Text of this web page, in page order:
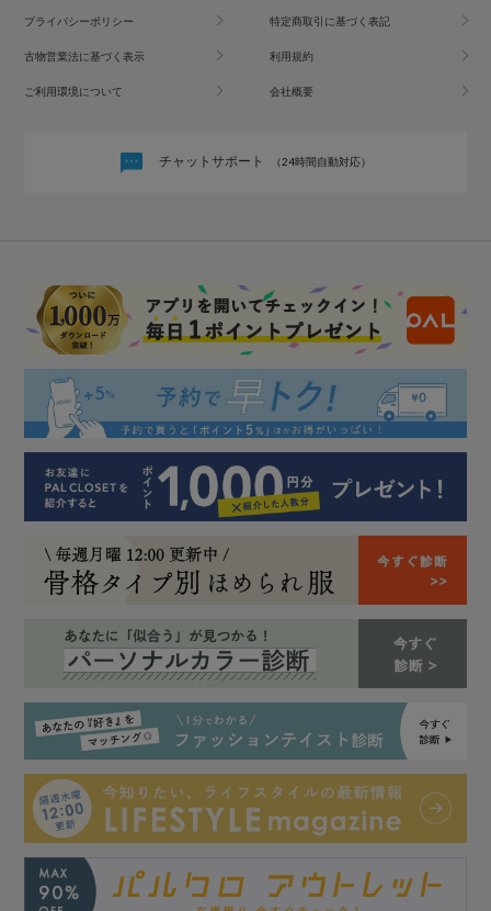
プライバシーポリシー 特定商取引に基づく表記
古物営業法に基づく表示 利用規約
ご利用環境について 会社概要
チャットサポート （24時間自動対応）